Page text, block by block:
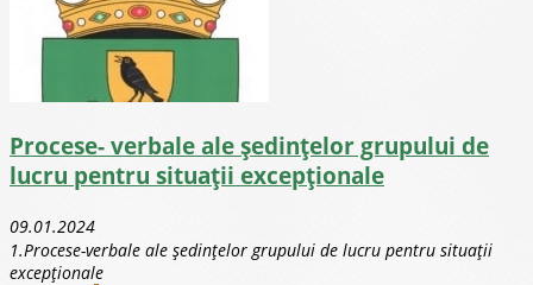
Procese- verbale ale ședințelor grupului de
lucru pentru situații excepționale
09.01.2024
1.Procese-verbale ale ședințelor grupului de lucru pentru situații
excepționale